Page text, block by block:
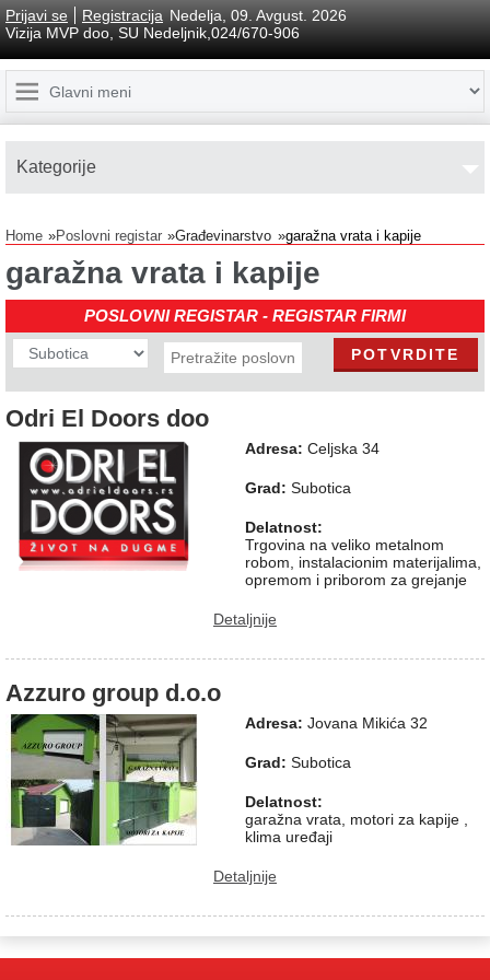
Prijavi se Registracija Nedelja, 09. Avgust. 2026
Vizija MVP doo, SU Nedeljnik,024/670-906
Home Poslovni registar Građevinarstvo garažna vrata i kapije
garažna vrata i kapije
POSLOVNI REGISTAR - REGISTAR FIRMI
Odri El Doors doo
Adresa: Celjska 34
Grad: Subotica
Delatnost:
Trgovina na veliko metalnom
robom, instalacionim materijalima,
opremom i priborom za grejanje
Detaljnije
Azzuro group d.o.o
Adresa: Jovana Mikića 32
Grad: Subotica
Delatnost:
garažna vrata, motori za kapije ,
klima uređaji
Detaljnije
Kаtegorije